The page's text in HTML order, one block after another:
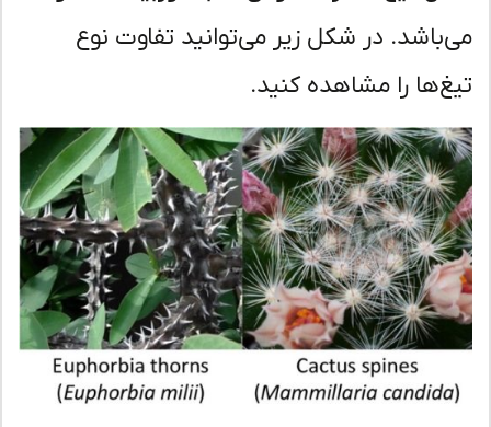
در شکل زیر می‌توانید تفاوت نوع
را مشاهده کنید.